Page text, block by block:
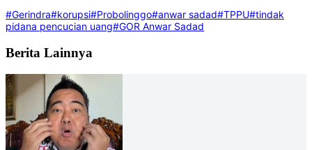
#Gerindra#korupsi#Probolinggo#anwar sadad#TPPU#tindak
pidana pencucian uang#GOR Anwar Sadad
Berita Lainnya